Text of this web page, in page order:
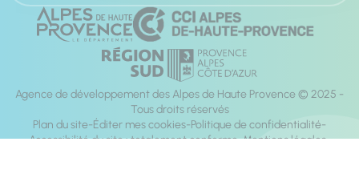
Agence de développement des Alpes de Haute Provence © 2025 -
Tous droits réservés
Plan du site Éditer mes cookies Politique de confidentialité
Accessibilité du site : totalement conforme Mentions légales